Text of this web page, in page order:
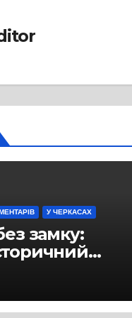
У ЧЕРКАСАХ
замку: